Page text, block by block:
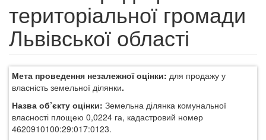
територіальної громади
Львівської області
Мета проведення незалежної оцінки: для продажу у
власність земельної ділянки.
Назва об’єкту оцінки: Земельна ділянка комунальної
власності площею 0,0224 га, кадастровий номер
4620910100:29:017:0123.